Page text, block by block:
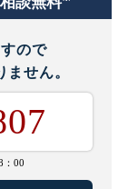
ので
ません。
：00